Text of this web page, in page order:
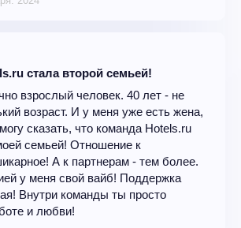
стала второй семьей!
взрослый человек. 40 лет - не
возраст. И у меня уже есть жена,
сказать, что команда Hotels.ru
семьей! Отношение к
А к партнерам - тем более.
у меня свой вайб! Поддержка
Внутри команды ты просто
и любви!